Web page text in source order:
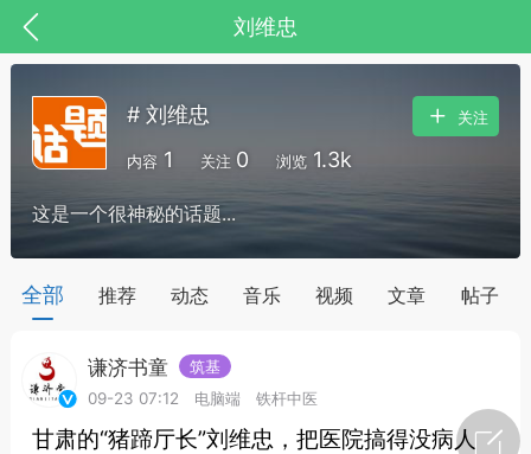
刘维忠
，华夏中医人：家门口的中医人！
节气气象
# 刘维忠
内容 1 关注 0 浏览 1.3k
关注
这是一个很神秘的话题...
全部 推荐 动态 音乐 视频 文章 帖子
谦济书童
筑基
09-23 07:12
电脑端 铁杆中医
甘肃的“猪蹄厅长”刘维忠，把医院搞得没病人